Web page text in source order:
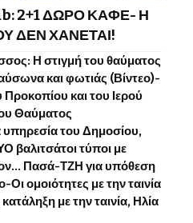
2+1 ΔΩΡΟ ΚΑΦΕ- Η
ΔΕΝ ΧΑΝΕΤΑΙ!
Η στιγμή του θαύματος
και φωτιάς (Βίντεο)-
και του Ιερού
Θαύματος
του Δημοσίου,
βαλιτσάτοι τύποι με
Πασά-ΤΖΗ για υπόθεση
ομοιότητες με την ταινία
με την ταινία, Ηλία